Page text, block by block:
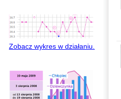
Zobacz wykres w działaniu.